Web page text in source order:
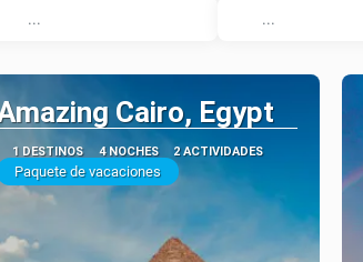
Cairo, Egypt
1 DESTINOS 4 NOCHES 2 ACTIVIDADES
Paquete de vacaciones